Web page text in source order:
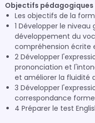
Objectifs pédagogiques
Les objectifs de la
1 Développer le
développement du
compréhension écrite
2 Développer
prononciation et
et améliorer la fluidité
3 Développer
correspondance
4 Préparer le test